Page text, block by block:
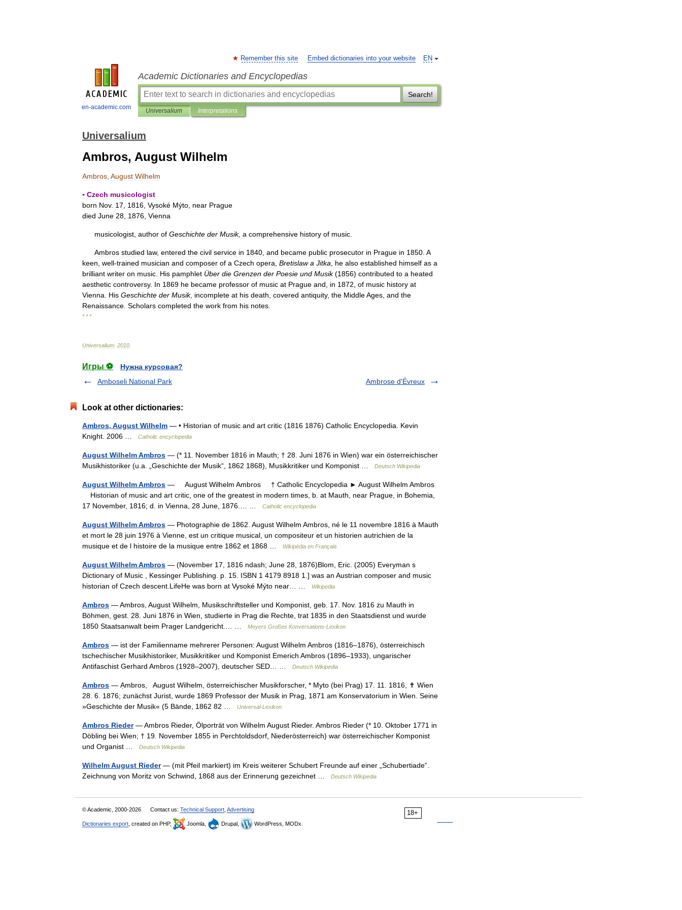
en-academic.com
EN
Remember this site Embed dictionaries into your website
Academic Dictionaries and Encyclopedias
Search!
Universalium Interpretations
Universalium
Ambros, August Wilhelm
Ambros August Wilhelm
▪ Czech musicologist
born Nov. 17 1816 Vysoké Mýto near Prague
died June 28 1876 Vienna
musicologist author of Geschichte der Musik, a comprehensive history of music
Ambros studied law, entered the civil service in 1840 and became public prosecutor in Prague in 1850 A
keen well-trained musician and composer of a Czech opera Bretislaw a Jitka he also established himself as a
brilliant writer on music His pamphlet Über die Grenzen der Poesie und Musik(1856) contributed to a heated
aesthetic controversy. In 1869 he became professor of music at Prague and in 1872 of music history at
Vienna
His Geschichte der Musik, incomplete at his death covered antiquity, the MiddleAges and the
Renaissance Scholars completed the work from his notes
* * *
Universalium 2010
Игры ⚽
Нужна курсовая?
Amboseli National Park
Ambrose d'Évreux
Look at other dictionaries:
Ambros, August Wilhelm — • Historian of music and art critic (1816 1876) Catholic Encyclopedia. Kevin
Knight. 2006 …
Catholic encyclopedia
August Wilhelm Ambros — (* 11. November 1816 in Mauth; † 28. Juni 1876 in Wien) war ein österreichischer
Musikhistoriker (u.a. „Geschichte der Musik“, 1862 1868), Musikkritiker und Komponist …
Deutsch Wikipedia
August Wilhelm Ambros — August Wilhelm Ambros † Catholic Encyclopedia ► August Wilhelm Ambros
Historian of music and art critic, one of the greatest in modern times, b. at Mauth, near Prague, in Bohemia,
17 November, 1816; d. in Vienna, 28 June, 1876.… …
Catholic encyclopedia
August Wilhelm Ambros — Photographie de 1862. August Wilhelm Ambros, né le 11 novembre 1816 à Mauth
et mort le 28 juin 1976 à Vienne, est un critique musical, un compositeur et un historien autrichien de la
musique et de l histoire de la musique entre 1862 et 1868 …
Wikipédia en Français
August Wilhelm Ambros — (November 17, 1816 ndash; June 28, 1876)Blom, Eric. (2005) Everyman s
Dictionary of Music , Kessinger Publishing. p. 15. ISBN 1 4179 8918 1.] was an Austrian composer and music
historian of Czech descent.LifeHe was born at Vysoké Mýto near… …
Wikipedia
Ambros — Ambros, August Wilhelm, Musikschriftsteller und Komponist, geb. 17. Nov. 1816 zu Mauth in
Böhmen, gest. 28. Juni 1876 in Wien, studierte in Prag die Rechte, trat 1835 in den Staatsdienst und wurde
1850 Staatsanwalt beim Prager Landgericht.… …
Meyers Großes Konversations-Lexikon
Ambros — ist der Familienname mehrerer Personen: August Wilhelm Ambros (1816–1876), österreichisch
tschechischer Musikhistoriker, Musikkritiker und Komponist Emerich Ambros (1896–1933), ungarischer
Antifaschist Gerhard Ambros (1928–2007), deutscher SED… …
Deutsch Wikipedia
Ambros — Ạmbros, August Wilhelm, österreichischer Musikforscher, * Myto (bei Prag) 17. 11. 1816, ✝ Wien
28. 6. 1876; zunächst Jurist, wurde 1869 Professor der Musik in Prag, 1871 am Konservatorium in Wien. Seine
»Geschichte der Musik« (5 Bände, 1862 82 …
Universal-Lexikon
Ambros Rieder— Ambros Rieder, Ölporträt von Wilhelm August Rieder. Ambros Rieder (* 10. Oktober 1771 in
Döbling bei Wien; † 19. November 1855 in Perchtoldsdorf, Niederösterreich) war österreichischer Komponist
und Organist …
Deutsch Wikipedia
Wilhelm August Rieder— (mit Pfeil markiert) im Kreis weiterer Schubert Freunde auf einer „Schubertiade“.
Zeichnung von Moritz von Schwind, 1868 aus der Erinnerung gezeichnet …
Deutsch Wikipedia
18+
© Academic, 2000-2026 Contact us: Technical Support Advertising
Dictionaries export , created on PHP, Joomla, Drupal, WordPress, MODx.